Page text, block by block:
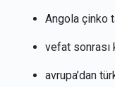
Angola çinko
vefat
avrupa’dan